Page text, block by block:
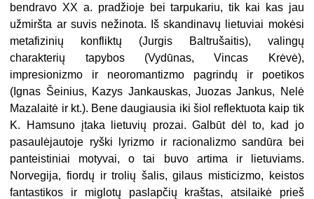
bendravo XX a. pradžioje bei tarpukariu, tik kai kas jau
užmiršta ar suvis nežinota. Iš skandinavų lietuviai mokėsi
metafizinių konfliktų (Jurgis Baltrušaitis), valingų
charakterių tapybos (Vydūnas, Vincas Krėvė),
impresionizmo ir neoromantizmo pagrindų ir poetikos
(Ignas Šeinius, Kazys Jankauskas, Juozas Jankus, Nelė
Mazalaitė ir kt.). Bene daugiausia iki šiol reflektuota kaip tik
K. Hamsuno įtaka lietuvių prozai. Galbūt dėl to, kad jo
pasaulėjautoje ryški lyrizmo ir racionalizmo sandūra bei
panteistiniai motyvai, o tai buvo artima ir lietuviams.
Norvegija, fiordų ir trolių šalis, gilaus misticizmo, keistos
fantastikos ir miglotų paslapčių kraštas, atsilaikė prieš